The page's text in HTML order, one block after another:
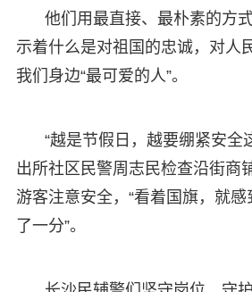
他们用最直接、最朴素的方
示着什么是对祖国的忠诚，对人
我们身边“最可爱的人”。
“越是节假日，越要绷紧安全
出所社区民警周志民检查沿街商
游客注意安全，“看着国旗，就
了一分”。